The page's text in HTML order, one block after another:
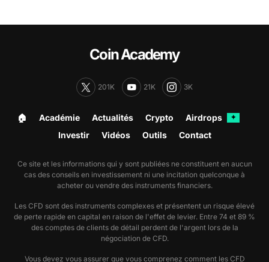
Coin Academy
201K 21K 3K
🏠︎ Académie Actualités Crypto Airdrops ✦
Investir Vidéos Outils Contact
Ce site et les informations qui y sont publiées ne constituent en aucun
cas des conseils en investissement ni une incitation quelconque à
acheter ou vendre des instruments financiers.
Les CFD sont des instruments complexes et présentent un risque élevé
de perte rapide en capital en raison de l'effet de levier. Entre 74 et 89 %
des comptes de clients de détail perdent de l'argent lors de la
négociation de CFD.
Vous devez vous assurer que vous comprenez comment les CFD